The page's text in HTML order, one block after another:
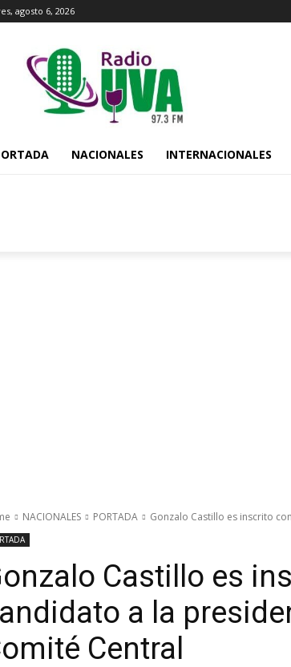
agosto 6, 2026
NACIONALES INTERNACIONALES
NACIONALES PORTADA Gonzalo Castillo es inscrito
Castillo es
a la
Central